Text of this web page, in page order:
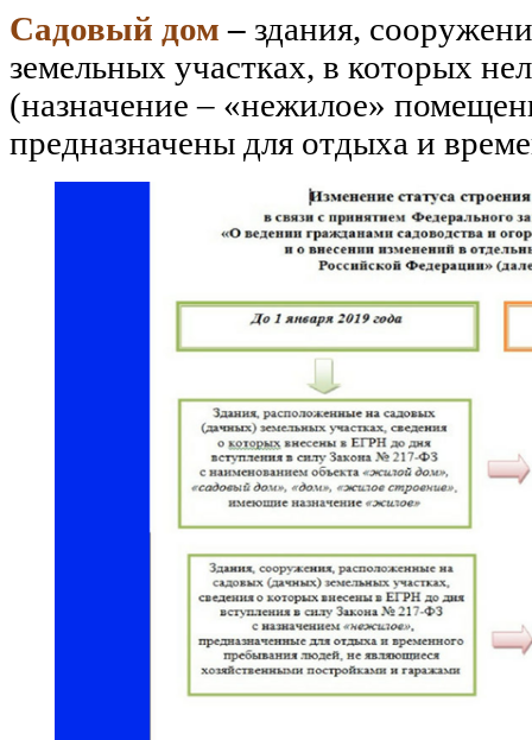
Садовый дом – здания,
земельных участках, в которых
(назначение – «нежилое»
предназначены для отдыха и